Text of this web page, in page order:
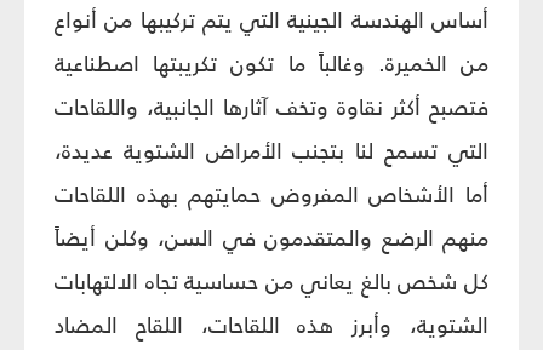
أساس الهندسة الجينية التي يتم تركيبها من أنواع
من الخميرة. وغالباً ما تكون تكريبتها اصطناعية
فتصبح أكثر نقاوة وتخف آثارها الجانبية، واللقاحات
التي تسمح لنا بتجنب الأمراض الشتوية عديدة،
أما الأشخاص المفروض حمايتهم بهذه اللقاحات
منهم الرضع والمتقدمون في السن، وكلن أيضاً
كل شخص بالغ يعاني من حساسية تجاه الالتهابات
الشتوية، وأبرز هذه اللقاحات، اللقاح المضاد